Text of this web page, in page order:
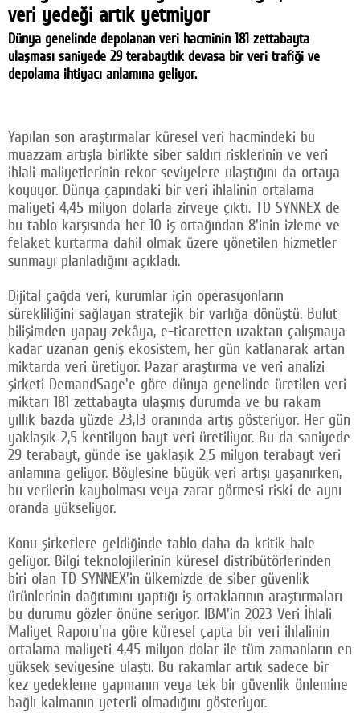
Facebook
Twitter
Google Plus
veri yedeği artık yetmiyor
Dünya genelinde depolanan veri hacminin 181 zettabayta
ulaşması saniyede 29 terabaytlık devasa bir veri trafiği ve
depolama ihtiyacı anlamına geliyor.
Yapılan son araştırmalar küresel veri hacmindeki bu
muazzam artışla birlikte siber saldırı risklerinin ve veri
ihlali maliyetlerinin rekor seviyelere ulaştığını da ortaya
koyuyor. Dünya çapındaki bir veri ihlalinin ortalama
maliyeti 4,45 milyon dolarla zirveye çıktı. TD SYNNEX de
bu tablo karşısında her 10 iş ortağından 8'inin izleme ve
felaket kurtarma dahil olmak üzere yönetilen hizmetler
sunmayı planladığını açıkladı.
Dijital çağda veri, kurumlar için operasyonların
sürekliliğini sağlayan stratejik bir varlığa dönüştü. Bulut
bilişimden yapay zekâya, e-ticaretten uzaktan çalışmaya
kadar uzanan geniş ekosistem, her gün katlanarak artan
miktarda veri üretiyor. Pazar araştırma ve veri analizi
şirketi DemandSage'e göre dünya genelinde üretilen veri
miktarı 181 zettabayta ulaşmış durumda ve bu rakam
yıllık bazda yüzde 23,13 oranında artış gösteriyor. Her gün
yaklaşık 2,5 kentilyon bayt veri üretiliyor. Bu da saniyede
29 terabayt, günde ise yaklaşık 2,5 milyon terabayt veri
anlamına geliyor. Böylesine büyük veri artışı yaşanırken,
bu verilerin kaybolması veya zarar görmesi riski de aynı
oranda yükseliyor.
Konu şirketlere geldiğinde tablo daha da kritik hale
geliyor. Bilgi teknolojilerinin küresel distribütörlerinden
biri olan TD SYNNEX'in ülkemizde de siber güvenlik
ürünlerinin dağıtımını yaptığı iş ortaklarının araştırmaları
bu durumu gözler önüne seriyor. IBM'in 2023 Veri İhlali
Maliyet Raporu'na göre küresel çapta bir veri ihlalinin
ortalama maliyeti 4,45 milyon dolar ile tüm zamanların en
yüksek seviyesine ulaştı. Bu rakamlar artık sadece bir
kez yedekleme yapmanın veya tek bir güvenlik önlemine
bağlı kalmanın yeterli olmadığını gösteriyor.